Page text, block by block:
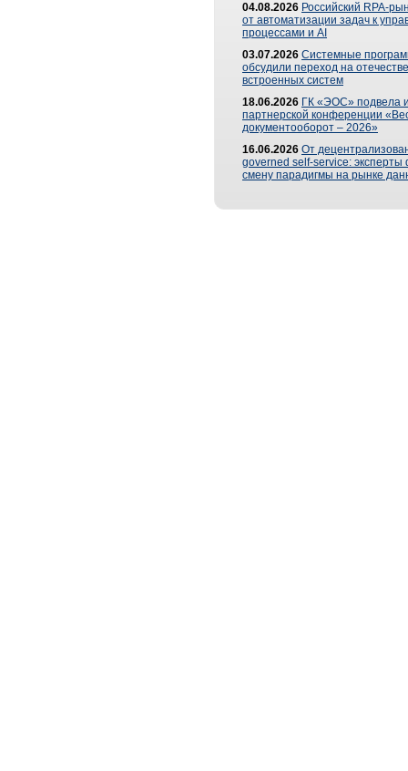
04.08.2026 Российский RPA-
от автоматизации задач к
процессами и AI
03.07.2026 Системные
обсудили переход на
встроенных систем
18.06.2026 ГК «ЭОС» подвела
партнерской конференции
документооборот – 2026»
16.06.2026 От
governed self-service: эксперты
смену парадигмы на рынке